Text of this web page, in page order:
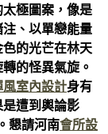
極圖案，像是
、以單戀能量
的光芒在林天
的怪異氣旋。
風室內設計身有
遭到輿論影
懇請河南會所設